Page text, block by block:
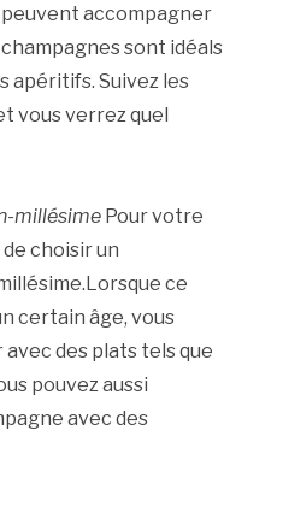
accompagner
sont idéals
apéritifs. Suivez les
vous verrez quel
millésime Pour votre
choisir un
ce
certain âge, vous
avec des plats tels que
pouvez aussi
avec des